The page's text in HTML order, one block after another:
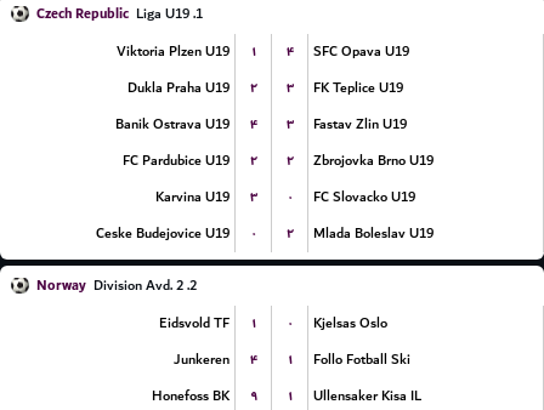
Czech Republic
1. Liga U19
Viktoria Plzen U19
۱ ۴
SFC Opava U19
Dukla Praha U19
۲ ۳
FK Teplice U19
Banik Ostrava U19
۴ ۳
Fastav Zlin U19
FC Pardubice U19
۲ ۲
Zbrojovka Brno U19
Karvina U19
۳ ۰
FC Slovacko U19
Ceske Budejovice U19
۰ ۲ Mlada Boleslav U19
Norway
2. Division Avd. 2
Eidsvold TF
۱ ۰
Kjelsas Oslo
Junkeren
۴ ۱
Follo Fotball Ski
Honefoss BK
۹ ۱
Ullensaker Kisa IL